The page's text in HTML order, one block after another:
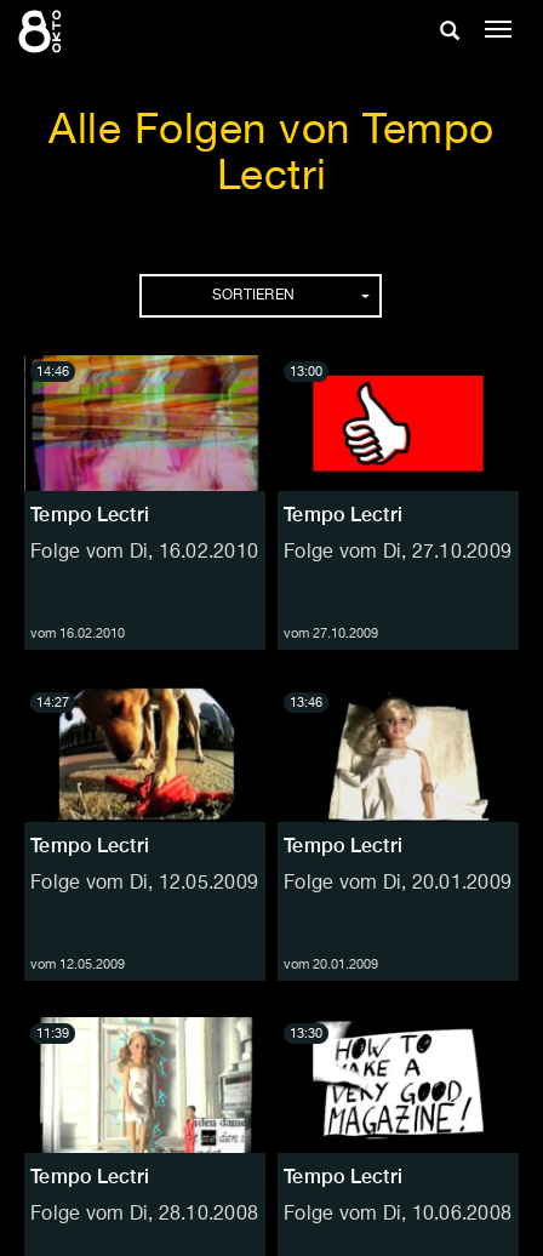
Zum
Inhalt
Suche
Alle Folgen von Tempo
Lectri
SORTIEREN
Tempo Lectri
Folge vom Di, 16.02.2010
vom 16.02.2010
14:46
Tempo Lectri
Folge vom Di, 27.10.2009
vom 27.10.2009
13:00
Tempo Lectri
Folge vom Di, 12.05.2009
vom 12.05.2009
14:27
Tempo Lectri
Folge vom Di, 20.01.2009
vom 20.01.2009
13:46
Tempo Lectri
Folge vom Di, 28.10.2008
11:39
Tempo Lectri
Folge vom Di, 10.06.2008
13:30